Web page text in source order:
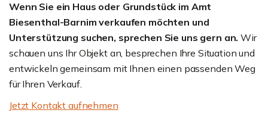
Wenn Sie ein Haus oder Grundstück im Amt
Biesenthal-Barnim verkaufen möchten und
Unterstützung suchen, sprechen Sie uns gern an. Wir
schauen uns Ihr Objekt an, besprechen Ihre Situation und
entwickeln gemeinsam mit Ihnen einen passenden Weg
für Ihren Verkauf.
Jetzt Kontakt aufnehmen